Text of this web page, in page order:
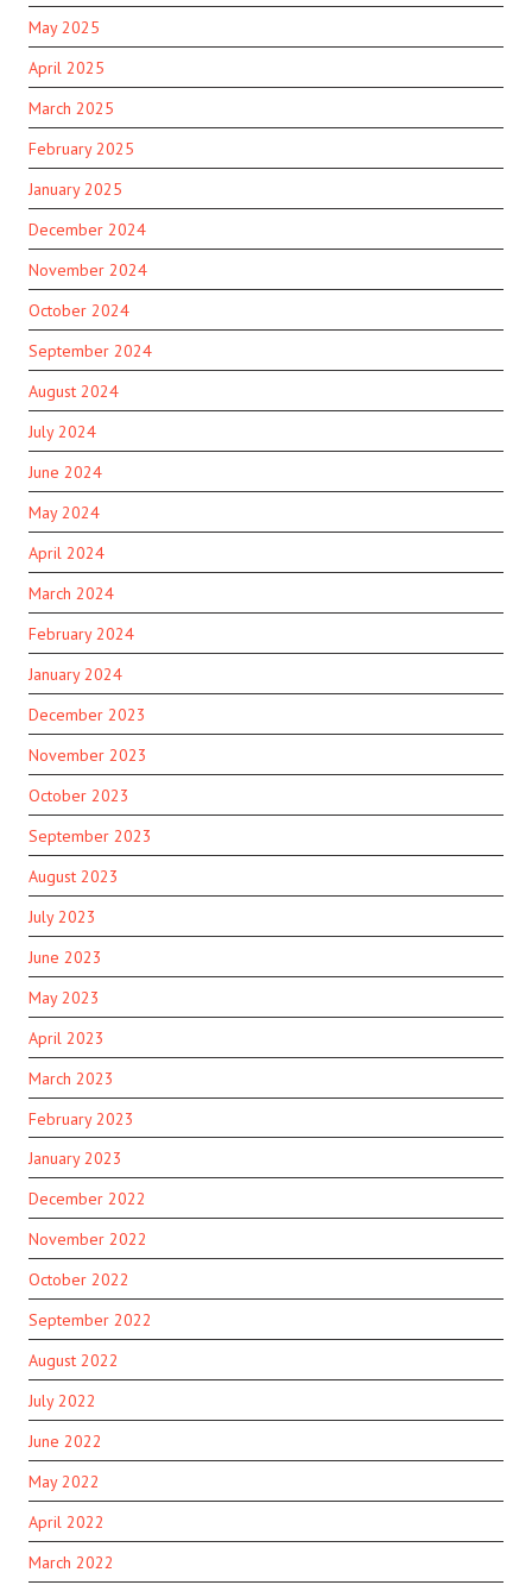
May 2025
April 2025
March 2025
February 2025
January 2025
December 2024
November 2024
October 2024
September 2024
August 2024
July 2024
June 2024
May 2024
April 2024
March 2024
February 2024
January 2024
December 2023
November 2023
October 2023
September 2023
August 2023
July 2023
June 2023
May 2023
April 2023
March 2023
February 2023
January 2023
December 2022
November 2022
October 2022
September 2022
August 2022
July 2022
June 2022
May 2022
April 2022
March 2022